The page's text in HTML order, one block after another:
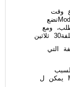
وقت
ممكن وبشكل مجاني في غضون Modaselvimتضع
ومع
التي